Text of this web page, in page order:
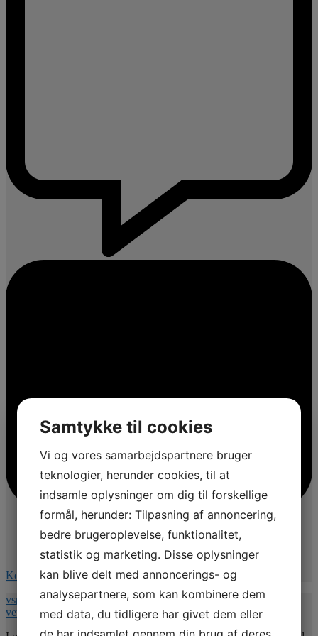
Kommentér på Facebook
vspnet.dk/erfa-moede-for-oplaeringsansvarlige-paa-
veterinaersygeplejerske-uddannelsen/
Samtykke til cookies
Vi og vores samarbejdspartnere bruger
teknologier, herunder cookies, til at
indsamle oplysninger om dig til forskellige
formål, herunder: Tilpasning af annoncering,
bedre brugeroplevelse, funktionalitet,
statistik og marketing. Disse oplysninger
kan blive delt med annoncerings- og
analysepartnere, som kan kombinere dem
med data, du tidligere har givet dem eller